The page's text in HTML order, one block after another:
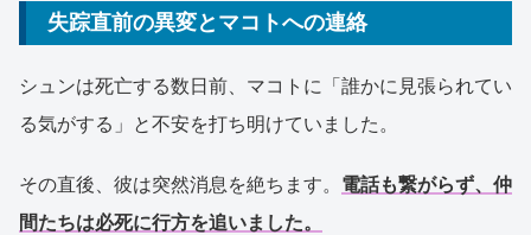
失踪直前の異変とマコトへの連絡
シュンは死亡する数日前、マコトに「誰かに見張られてい
る気がする」と不安を打ち明けていました。
その直後、彼は突然消息を絶ちます。 電話も繋がらず、仲
間たちは必死に行方を追いました。